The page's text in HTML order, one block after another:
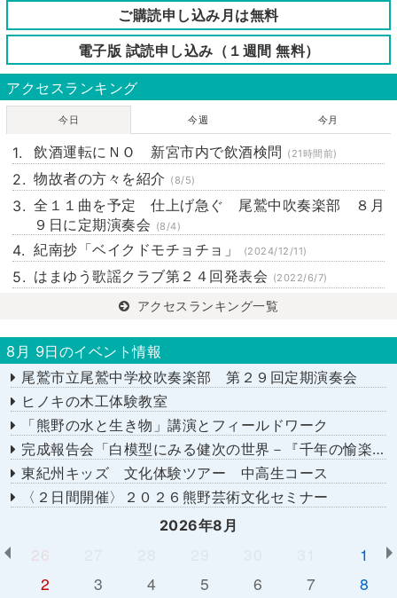
ご購読申し込み月は無料
電子版 試読申し込み（１週間 無料）
アクセスランキング
今日 今週 今月
飲酒運転にＮＯ 新宮市内で飲酒検問 (21時間前)
物故者の方々を紹介 (8/5)
全１１曲を予定 仕上げ急ぐ 尾鷲中吹奏楽部 ８月
９日に定期演奏会 (8/4)
紀南抄「ベイクドモチョチョ」 (2024/12/11)
はまゆう歌謡クラブ第２４回発表会 (2022/6/7)
アクセスランキング一覧
8月 9日のイベント情報
尾鷲市立尾鷲中学校吹奏楽部 第２９回定期演奏会
ヒノキの木工体験教室
「熊野の水と生き物」講演とフィールドワーク
完成報告会「白模型にみる健次の世界－『千年の愉楽』『奇蹟』より－」
東紀州キッズ 文化体験ツアー 中高生コース
〈２日間開催〉２０２６熊野芸術文化セミナー
2026年8月
26
1
2
3 4 5 6 7
8